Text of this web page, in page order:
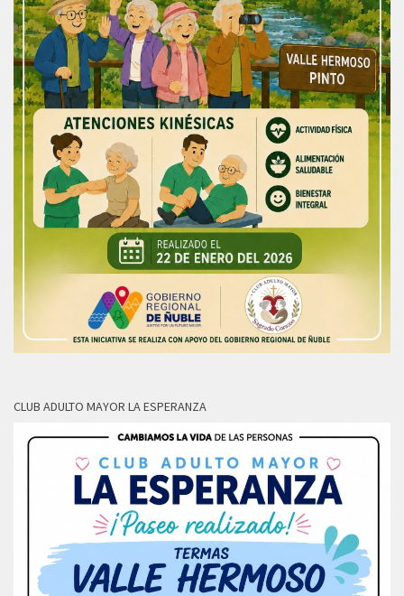
CLUB ADULTO MAYOR LA ESPERANZA